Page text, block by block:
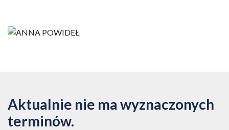
Aktualnie nie ma wyznaczonych
terminów.